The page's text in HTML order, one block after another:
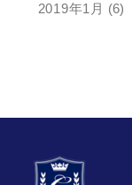
2019年1月 (6)